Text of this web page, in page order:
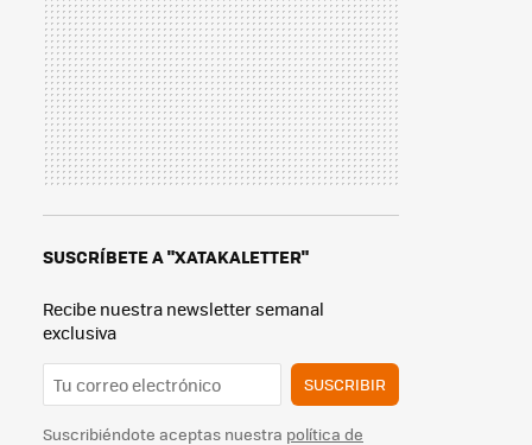
SUSCRÍBETE A "XATAKALETTER"
Recibe nuestra newsletter semanal
exclusiva
SUSCRIBIR
Suscribiéndote aceptas nuestra política de